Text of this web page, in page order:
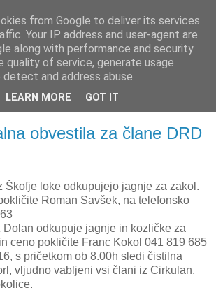
obvestila za člane DRD
Škofje loke odkupujejo jagnje za zakol.
Roman Savšek, na telefonsko
Dolan odkupuje jagnje in kozličke za
ceno pokličite Franc Kokol 041 819 685
s pričetkom ob 8.00h sledi čistilna
vljudno vabljeni vsi člani iz Cirkulan,
from Google to deliver its services
Your IP address and user-agent are
along with performance and security
quality of service, generate usage
and address abuse.
LEARN MORE GOT IT